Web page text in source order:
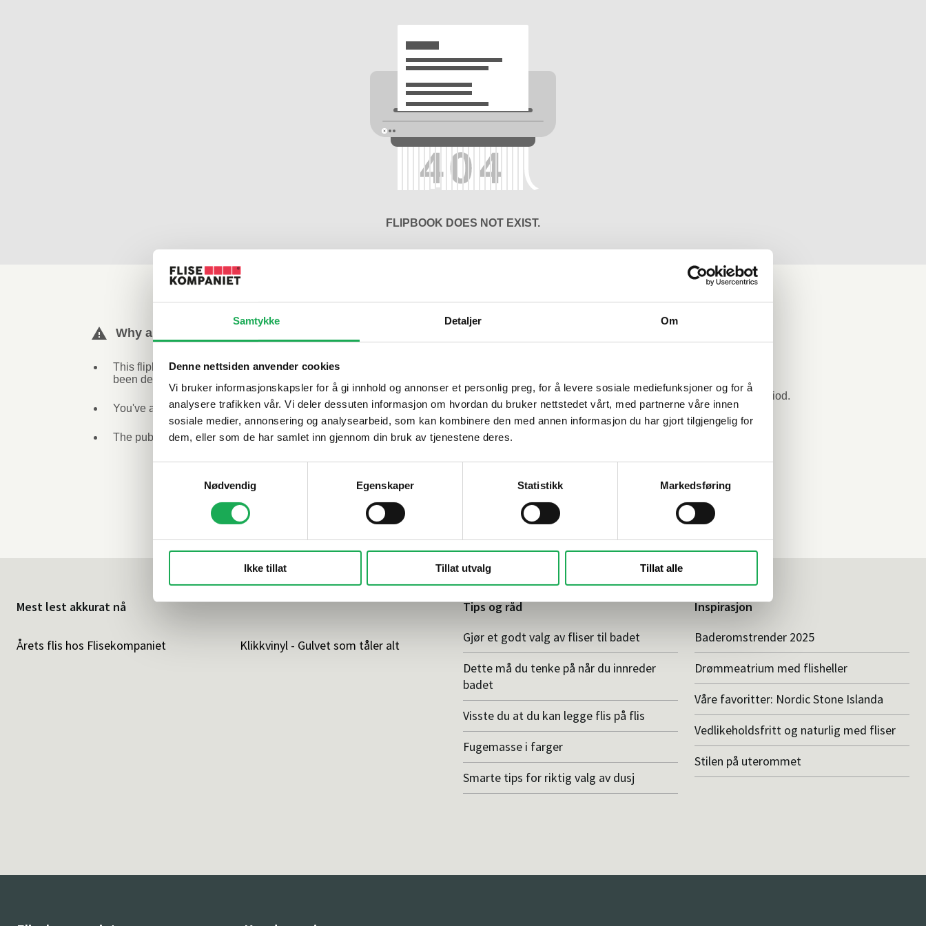
Samtykke Detaljer Om
Denne nettsiden anvender cookies
Vi bruker informasjonskapsler for å gi innhold og annonser et personlig preg, for å levere sosiale mediefunksjoner og for å
analysere trafikken vår. Vi deler dessuten informasjon om hvordan du bruker nettstedet vårt, med partnerne våre innen
sosiale medier, annonsering og analysearbeid, som kan kombinere den med annen informasjon du har gjort tilgjengelig for
dem, eller som de har samlet inn gjennom din bruk av tjenestene deres.
Nødvendig
Egenskaper Statistikk Markedsføring
Ikke tillat Tillat utvalg Tillat alle
Mest lest akkurat nå
Årets flis hos Flisekompaniet Klikkvinyl - Gulvet som tåler alt
Tips og råd
Gjør et godt valg av fliser til badet
Dette må du tenke på når du innreder
badet
Visste du at du kan legge flis på flis
Fugemasse i farger
Smarte tips for riktig valg av dusj
Inspirasjon
Baderomstrender 2025
Drømmeatrium med flisheller
Våre favoritter: Nordic Stone Islanda
Vedlikeholdsfritt og naturlig med fliser
Stilen på uterommet